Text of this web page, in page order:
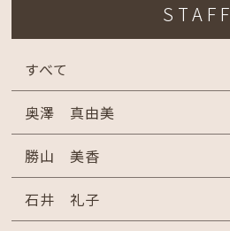
STAFF
すべて
奥澤 真由美
勝山 美香
石井 礼子